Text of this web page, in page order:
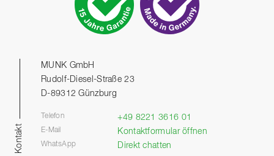
Kontakt
MUNK GmbH
Rudolf-Diesel-Straße 23
D-89312 Günzburg
Telefon +49 8221 3616 01
E-Mail Kontaktformular öffnen
WhatsApp Direkt chatten